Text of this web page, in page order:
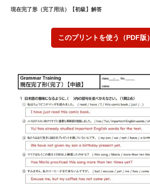
現在完了形（完了用法）【初級】解答
このプリントを使う（PDF版）